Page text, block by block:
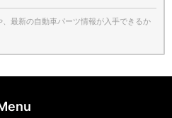
最新の自動車パーツ情報が入手できるか